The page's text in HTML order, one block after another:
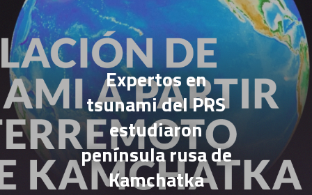
DOCENCIA Y FORMACIÓN CONTINUA
DIFUSIÓN Y VALORACIÓN CIUDADANA
Expertos en
tsunami del PRS
estudiaron
península rusa de
Kamchatka